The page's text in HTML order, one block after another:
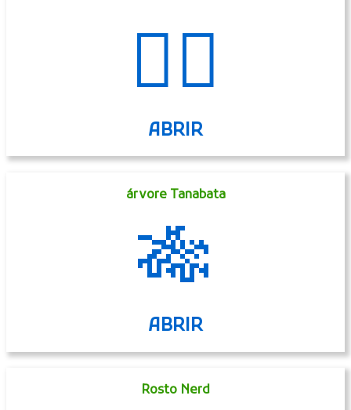
🙇‍♂️
ABRIR
árvore Tanabata
🎋
ABRIR
Rosto Nerd